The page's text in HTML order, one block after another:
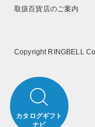
カタログギフト
ナビ
取扱百貨店のご案内
Copyright RINGBELL